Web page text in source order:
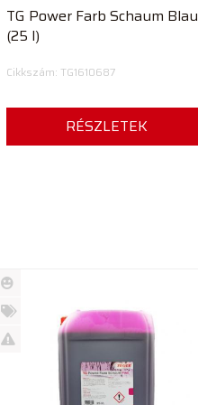
TG Power Farb Schaum Blau
(25 l)
Cikkszám: TG1610687
RÉSZLETEK
Új
termék
%